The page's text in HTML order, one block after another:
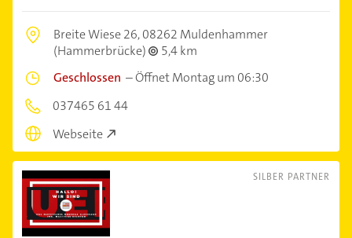
Breite Wiese 26,08262 Muldenhammer
(Hammerbrücke)
5,4 km
Geschlossen –Öffnet Montag um 06:30
037465 61 44
Webseite
SILBER PARTNER